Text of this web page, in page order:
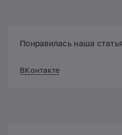
Понравилась наша
ВКонтакте